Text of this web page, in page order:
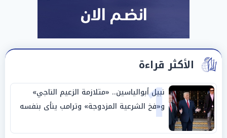
الأكثر قراءة
1
نبيل أبوالياسين.. «متلازمة الزعيم الناجي»
و«فخ الشرعية المزدوجة» وترامب ينأى بنفسه
وحليفه في «ميتم استراتيجي»